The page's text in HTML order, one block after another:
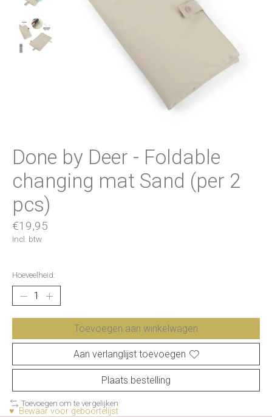
Done by Deer - Foldable
changing mat Sand (per 2
pcs)
€19,95
Incl. btw
Hoeveelheid:
Toevoegen aan winkelwagen
Aan verlanglijst toevoegen
Plaats bestelling
Toevoegen om te vergelijken
♥ Bewaar voor geboortelijst